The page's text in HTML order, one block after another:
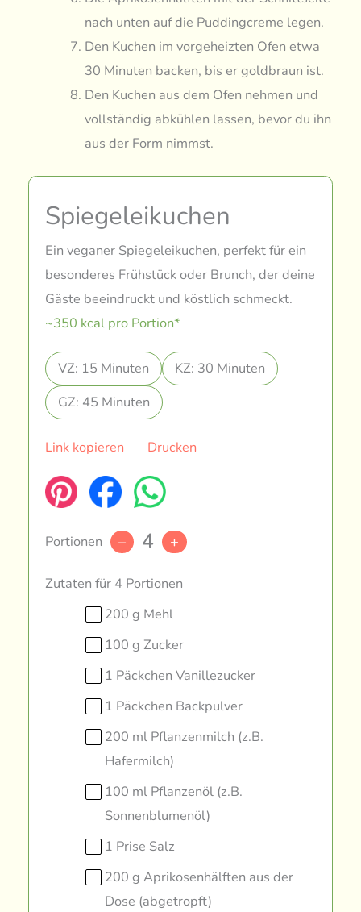
nach unten auf die Puddingcreme legen.
Den Kuchen im vorgeheizten Ofen etwa
30 Minuten backen, bis er goldbraun ist.
Den Kuchen aus dem Ofen nehmen und
vollständig abkühlen lassen, bevor du ihn
aus der Form nimmst.
Spiegeleikuchen
Ein veganer Spiegeleikuchen, perfekt für ein
besonderes Frühstück oder Brunch, der deine
Gäste beeindruckt und köstlich schmeckt.
~350 kcal pro Portion*
VZ: 15 Minuten
KZ: 30 Minuten
GZ: 45 Minuten
Link kopieren Drucken
Portionen – 4 +
Zutaten für 4 Portionen
200 g Mehl
100 g Zucker
1 Päckchen Vanillezucker
1 Päckchen Backpulver
200 ml Pflanzenmilch (z.B.
Hafermilch)
100 ml Pflanzenöl (z.B.
Sonnenblumenöl)
1 Prise Salz
200 g Aprikosenhälften aus der
Dose (abgetropft)